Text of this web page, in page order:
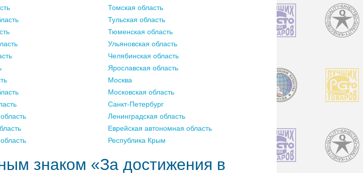
Томская область
Тульская область
Тюменская область
Ульяновская область
Челябинская область
Ярославская область
Москва
Московская область
Санкт-Петербург
Ленинградская область
Еврейская автономная область
Республика Крым
знаком «За достижения в